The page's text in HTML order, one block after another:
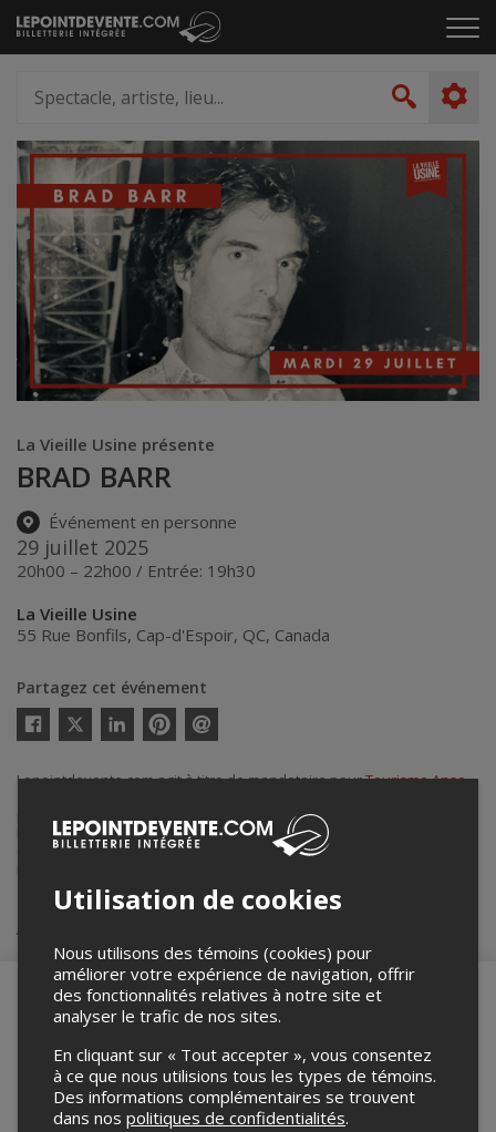
Passer
au
le
artiste,
lieu...
La Vieille Usine présente
BRAD BARR
Événement en personne
29 juillet 2025
20h00 – 22h00 / Entrée: 19h30
La Vieille Usine
55 Rue Bonfils, Cap-d'Espoir, QC, Canada
Partagez cet événement
Twitter
courriel
Lepointdevente.com agit à titre de mandataire pourTourisme Anse-
pour ses événements.
Pour plus d’information à propos de cet événement, veuillez
contacter l’organisateur de l’événement,Tourisme Anse-à-Beaufils
Achat de billets
Merci de confirmer que vous n'êtes pas un
robot ci-bas.
Utilisation de cookies
Nous utilisons des témoins (cookies) pour
améliorer votre expérience de navigation, offrir
des fonctionnalités relatives à notre site et
analyser le trafic de nos sites.
En cliquant sur « Tout accepter », vous consentez
à ce que nous utilisions tous les types de témoins.
Des informations complémentaires se trouvent
dans nos politiques de confidentialités.